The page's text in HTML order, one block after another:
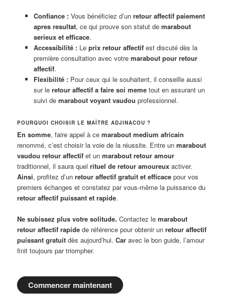
Confiance :Vous bénéficiez d’un retour affectif paiement
apres resultat, ce qui prouve son statut de marabout
serieux et efficace.
Accessibilité :Le prix retour affectifest discuté dès la
première consultation avec votre marabout pour retour
affectif.
Flexibilité :Pour ceux qui le souhaitent, il conseille aussi
sur le retour affectif a faire soi memetout en assurant un
suivi de marabout voyant vaudou professionnel.
POURQUOI CHOISIR LE MAÎTRE ADJINACOU ?
En somme, faire appel à cemarabout medium africain
renommé, c’est choisir la voie de la réussite. Entre unmarabout
vaudou retour affectif et unmarabout retour amour
traditionnel, il saura quelrituel de retour amoureux activer.
Ainsi, profitez d’unretour affectif gratuit et efficace pour vos
premiers échanges et constatez par vous-même la puissance du
retour affectif puissant et rapide.
Ne subissez plus votre solitude. Contactez lemarabout
retour affectif rapide de référence pour obtenir unretour affectif
puissant gratuit dès aujourd’hui.Car avec le bon guide, l’amour
finit toujours par triompher.
Commencer maintenant